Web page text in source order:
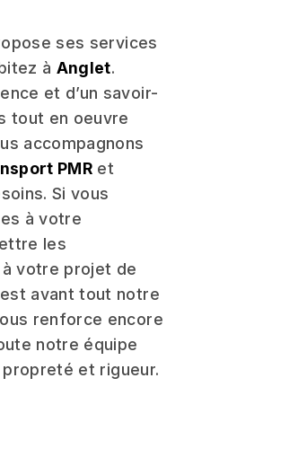
ses services
à Anglet.
et d’un savoir-
tout en oeuvre
accompagnons
PMR et
Si vous
à votre
les
votre projet de
avant tout notre
renforce encore
notre équipe
et rigueur.